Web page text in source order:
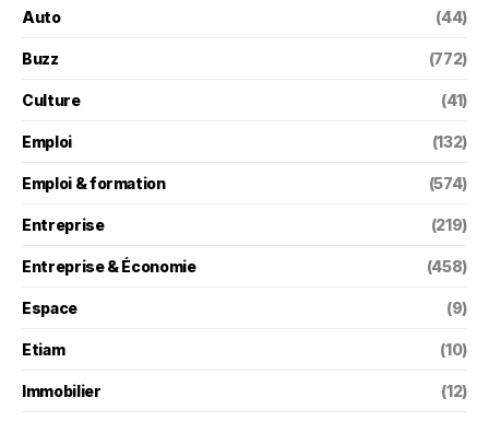
Auto (44)
Buzz (772)
Culture (41)
Emploi (132)
Emploi & formation (574)
Entreprise (219)
Entreprise & Économie (458)
Espace (9)
Etiam (10)
Immobilier (12)